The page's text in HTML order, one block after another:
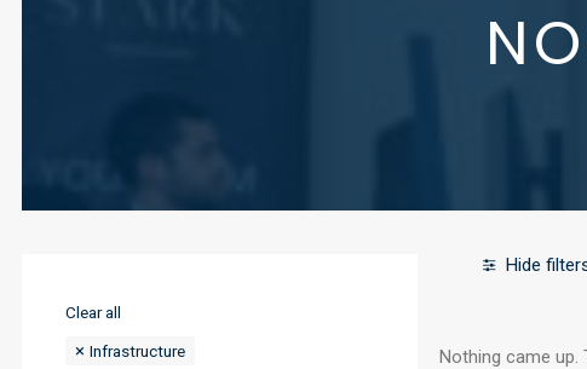
Clear all
Infrastructure
Hide
Nothing came up.